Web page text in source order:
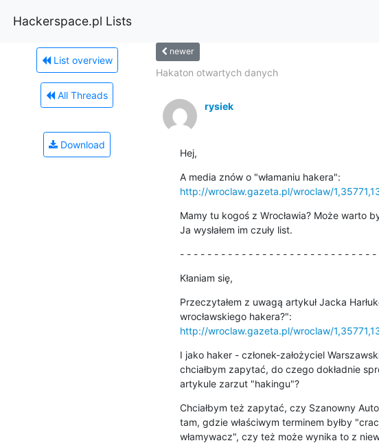
Hackerspace.pl Lists
List overview
All Threads
Download
newer
Hakaton otwartych danych
rysiek
Hej,
http://wroclaw.gazeta.pl/wroclaw/
Mamy tu kogoś z Wrocławia? Może warto
Ja wysłałem im czuły list.
- - - - - - - - - - - - - - - - - - - - - - - - - - - - -
Kłaniam się,
Przeczytałem z uwagą artykuł Jacka
http://wroclaw.gazeta.pl/wroclaw/
I jako haker - członek-założyciel
chciałbym zapytać, do czego dokładnie
artykule zarzut "hakingu"?
Chciałbym też zapytać, czy Szanowny
tam, gdzie właściwym terminem byłby
włamywacz", czy też może wynika to z